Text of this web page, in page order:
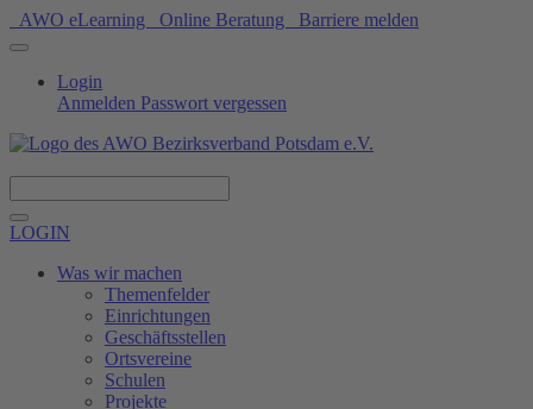
AWO eLearning Online Beratung Barriere melden
Login
Anmelden Passwort vergessen
LOGIN
Was wir machen
Themenfelder
Einrichtungen
Geschäftsstellen
Ortsvereine
Schulen
Projekte